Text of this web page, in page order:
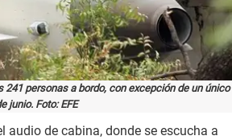
personas a bordo, con excepción de un único
junio. Foto: EFE
audio de cabina, donde se escucha a